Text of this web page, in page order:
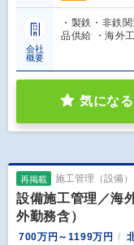
会社
概要
・製鉄・非鉄
品供給 ・海外
気になる
再掲載 施工管理（設備）
設備施工管理／海
外勤務含）
700万円～1199万円